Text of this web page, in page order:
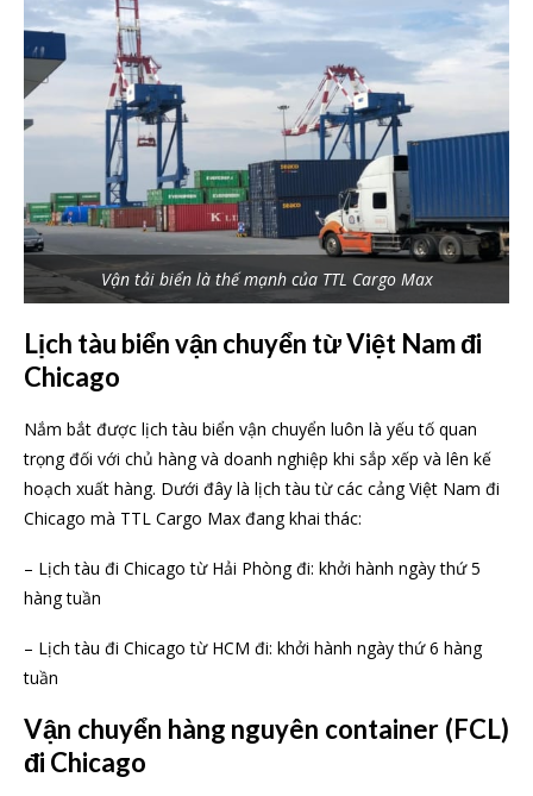
Vận tải biển là thế mạnh của TTL Cargo Max
Lịch tàu biển vận chuyển từ Việt Nam đi
Chicago
Nắm bắt được lịch tàu biển vận chuyển luôn là yếu tố quan
trọng đối với chủ hàng và doanh nghiệp khi sắp xếp và lên kế
hoạch xuất hàng. Dưới đây là lịch tàu từ các cảng Việt Nam đi
Chicago mà TTL Cargo Max đang khai thác:
– Lịch tàu đi Chicago từ Hải Phòng đi: khởi hành ngày thứ 5
hàng tuần
– Lịch tàu đi Chicago từ HCM đi: khởi hành ngày thứ 6 hàng
tuần
Vận chuyển hàng nguyên container (FCL)
đi Chicago